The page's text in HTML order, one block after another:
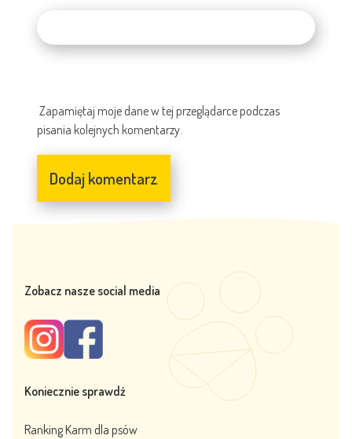
Zapamiętaj moje dane w tej przeglądarce podczas
pisania kolejnych komentarzy.
Zobacz nasze social media
Koniecznie sprawdź
Ranking Karm dla psów